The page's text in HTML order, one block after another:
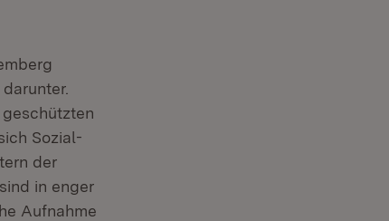
Sozial-
der
in enger
Aufnahme